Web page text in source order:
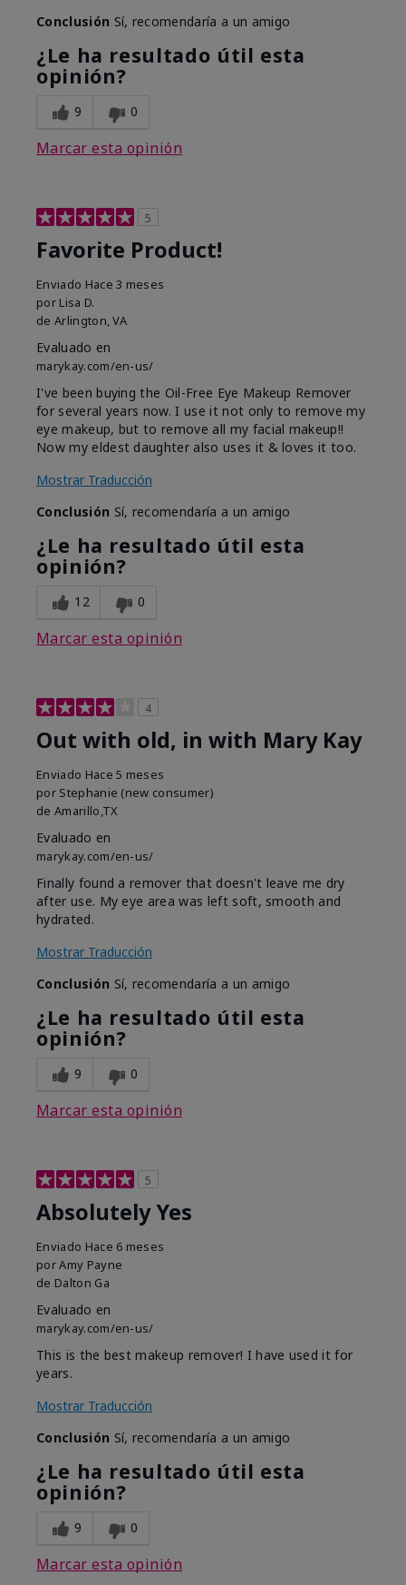
Conclusión Sí, recomendaría a un amigo
¿Le ha resultado útil esta
opinión?
9 0
Marcar esta opinión
5
Favorite Product!
Enviado Hace 3 meses
por Lisa D.
de Arlington, VA
Evaluado en
marykay.com/en-us/
I've been buying the Oil-Free Eye Makeup Remover
for several years now. I use it not only to remove my
eye makeup, but to remove all my facial makeup!!
Now my eldest daughter also uses it & loves it too.
Mostrar Traducción
Conclusión Sí, recomendaría a un amigo
¿Le ha resultado útil esta
opinión?
12 0
Marcar esta opinión
4
Out with old, in with Mary Kay
Enviado Hace 5 meses
por Stephanie (new consumer)
de Amarillo,TX
Evaluado en
marykay.com/en-us/
Finally found a remover that doesn't leave me dry
after use. My eye area was left soft, smooth and
hydrated.
Mostrar Traducción
Conclusión Sí, recomendaría a un amigo
¿Le ha resultado útil esta
opinión?
9 0
Marcar esta opinión
5
Absolutely Yes
Enviado Hace 6 meses
porAmy Payne
de Dalton Ga
Evaluado en
marykay.com/en-us/
This is the best makeup remover! I have used it for
years.
Mostrar Traducción
Conclusión Sí, recomendaría a un amigo
¿Le ha resultado útil esta
opinión?
9 0
Marcar esta opinión